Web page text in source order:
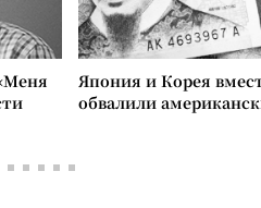
Япония и Корея
обвалили